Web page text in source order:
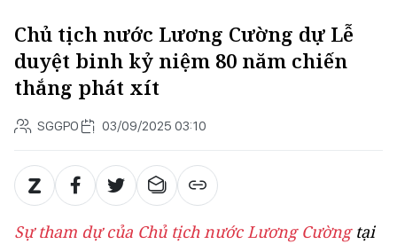
Chủ tịch nước Lương Cường dự Lễ
duyệt binh kỷ niệm 80 năm chiến
thắng phát xít
SGGPO 03/09/2025 03:10
Sự tham dự của Chủ tịch nước Lương Cườngtại